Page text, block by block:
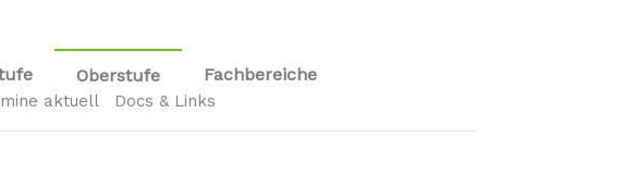
Oberstufe Fachbereiche
aktuell Docs & Links